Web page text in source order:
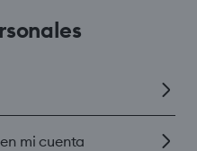
mi cuenta